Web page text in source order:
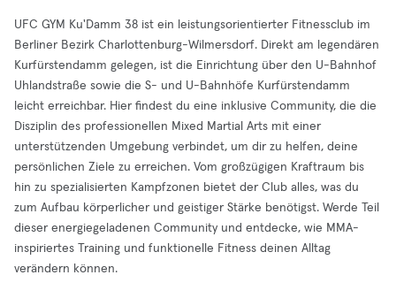
UFC GYM Ku'Damm 38 ist ein leistungsorientierter Fitnessclub im
Berliner Bezirk Charlottenburg-Wilmersdorf. Direkt am legendären
Kurfürstendamm gelegen, ist die Einrichtung über den U-Bahnhof
Uhlandstraße sowie die S- und U-Bahnhöfe Kurfürstendamm
leicht erreichbar. Hier findest du eine inklusive Community, die die
Disziplin des professionellen Mixed Martial Arts mit einer
unterstützenden Umgebung verbindet, um dir zu helfen, deine
persönlichen Ziele zu erreichen. Vom großzügigen Kraftraum bis
hin zu spezialisierten Kampfzonen bietet der Club alles, was du
zum Aufbau körperlicher und geistiger Stärke benötigst. Werde Teil
dieser energiegeladenen Community und entdecke, wie MMA-
inspiriertes Training und funktionelle Fitness deinen Alltag
verändern können.